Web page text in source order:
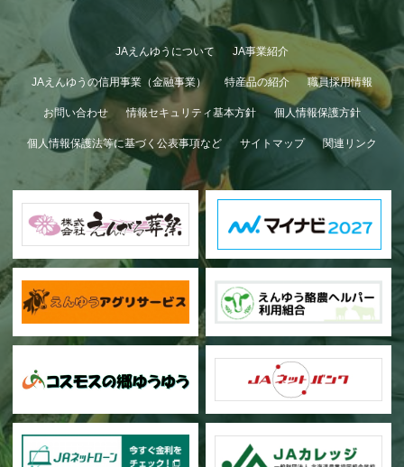
GWも終わり…
JAえんゆうについて JA事業紹介
JAえんゆうの信用事業（金融事業） 特産品の紹介 職員採用情報
お問い合わせ 情報セキュリティ基本方針 個人情報保護方針
個人情報保護法等に基づく公表事項など サイトマップ 関連リンク